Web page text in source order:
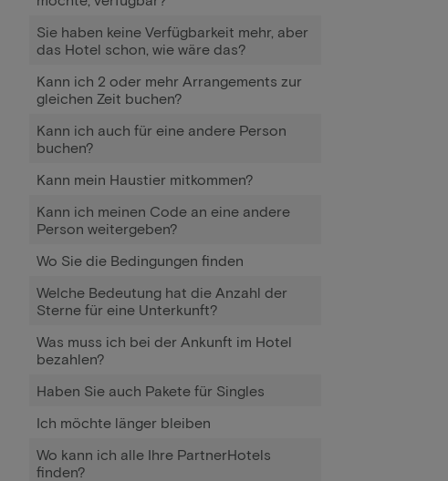
Sie haben keine Verfügbarkeit mehr, aber
das Hotel schon, wie wäre das?
Kann ich 2 oder mehr Arrangements zur
gleichen Zeit buchen?
Kann ich auch für eine andere Person
buchen?
Kann mein Haustier mitkommen?
Kann ich meinen Code an eine andere
Person weitergeben?
Wo Sie die Bedingungen finden
Welche Bedeutung hat die Anzahl der
Sterne für eine Unterkunft?
Was muss ich bei der Ankunft im Hotel
bezahlen?
Haben Sie auch Pakete für Singles
Ich möchte länger bleiben
Wo kann ich alle Ihre PartnerHotels
finden?